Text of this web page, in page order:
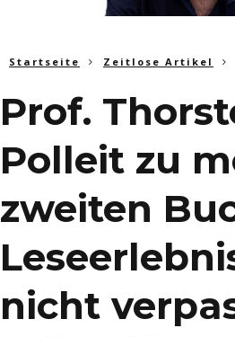
Startseite Zeitlose Artikel
Prof.
Polleit zu
zweiten
nicht